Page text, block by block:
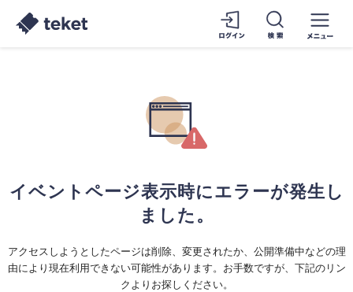
イベントページ表示時にエラーが発生し
ました。
アクセスしようとしたページは削除、変更されたか、公開準備中などの理
由により現在利用できない可能性があります。お手数ですが、下記のリン
クよりお探しください。